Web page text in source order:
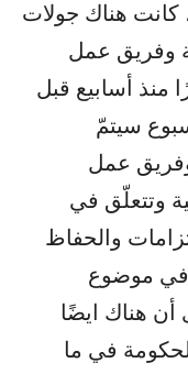
كانت هناك جولات
وفريق عمل
منذ أسابيع قبل
سيتمّ
وفريق عمل
وتتعلّق في
والحفاظ
في موضوع
أن هناك ايضًا
في ما